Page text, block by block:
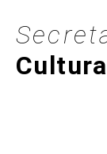
Cultura